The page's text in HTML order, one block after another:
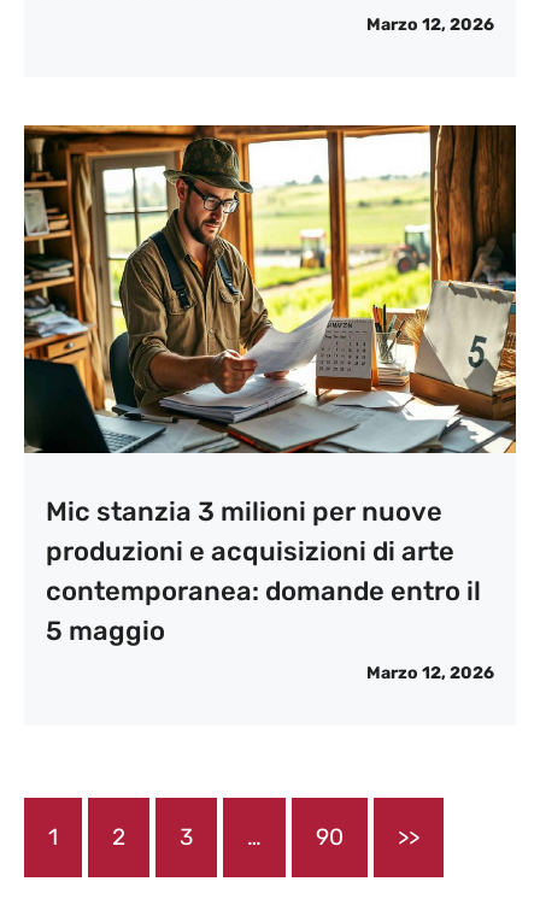
Marzo 12, 2026
Mic stanzia 3 milioni per nuove
produzioni e acquisizioni di arte
contemporanea: domande entro il
5 maggio
Marzo 12, 2026
1 2 3 … 90 >>